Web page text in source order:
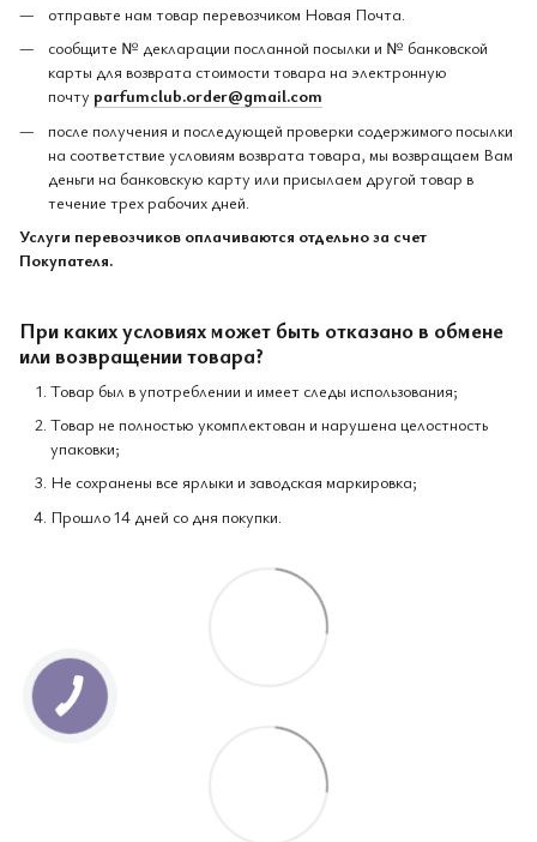
отправьте нам товар перевозчиком Новая Почта.
сообщите № декларации посланной посылки и № банковской
карты для возврата стоимости товара на электронную
почту parfumclub.order@gmail.com
после получения и последующей проверки содержимого посылки
на соответствие условиям возврата товара, мы возвращаем Вам
деньги на банковскую карту или присылаем другой товар в
течение трех рабочих дней.
Услуги перевозчиков оплачиваются отдельно за счет
Покупателя.
При каких условиях может быть отказано в обмене
или возвращении товара?
Товар был в употреблении и имеет следы использования;
Товар не полностью укомплектован и нарушена целостность
упаковки;
Не сохранены все ярлыки и заводская маркировка;
Прошло 14 дней со дня покупки.